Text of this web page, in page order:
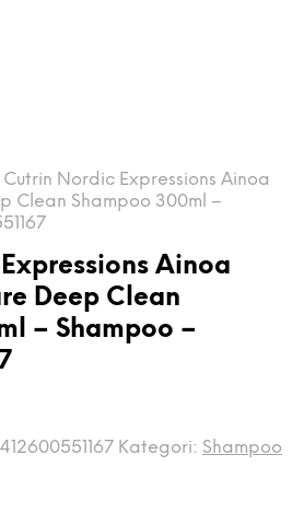
Cutrin Nordic Expressions Ainoa
Clean Shampoo 300ml –
Ainoa
Deep Clean
– Shampoo –
Kategori: Shampoo